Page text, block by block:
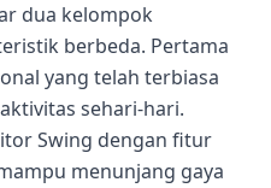
dua kelompok
berbeda. Pertama
yang telah terbiasa
sehari-hari.
Swing dengan fitur
menunjang gaya